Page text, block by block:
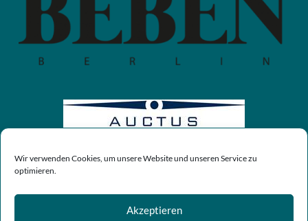
Wir verwenden Cookies, um unsere Website und unseren Service zu
optimieren.
Akzeptieren